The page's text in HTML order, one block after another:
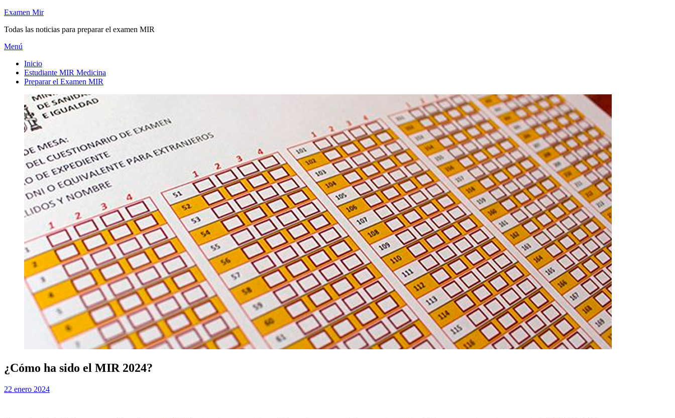
Saltar
contenido
Examen Mir
Todas las noticias para preparar el examen MIR
Menú
Inicio
Estudiante MIR Medicina
Preparar el Examen MIR
¿Cómo ha sido el MIR 2024?
porExamen MIR
Publicada
22 enero 2024